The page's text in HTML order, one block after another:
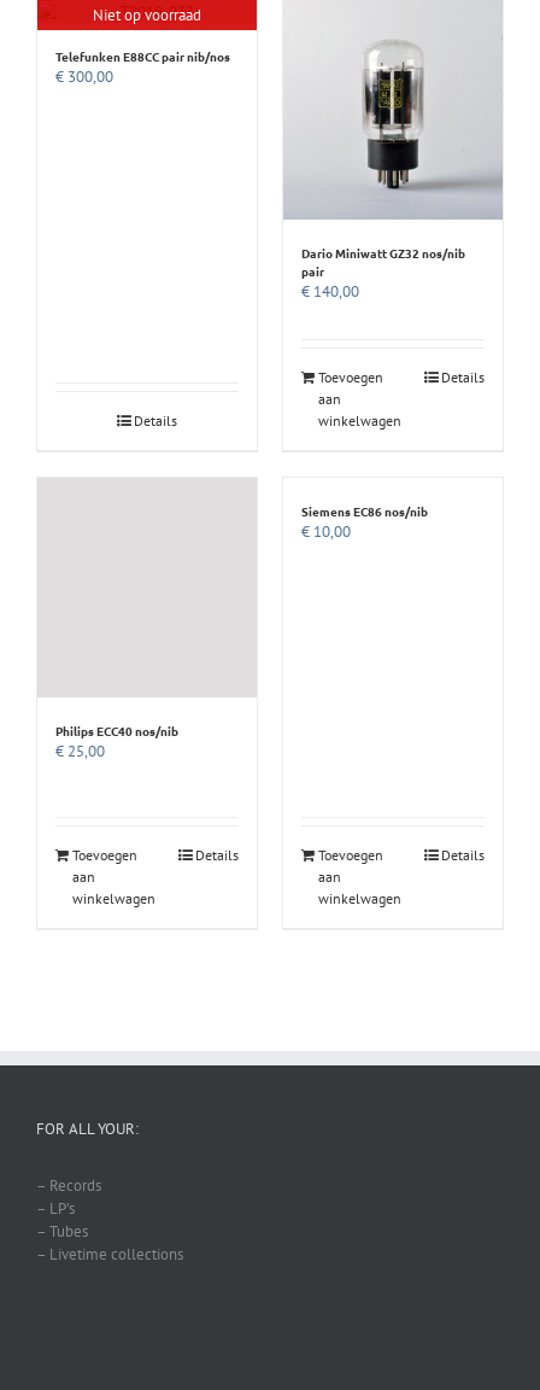
Niet op voorraad
Telefunken E88CC pair nib/nos
€ 300,00
Details
Dario Miniwatt GZ32 nos/nib
pair
€ 140,00
Toevoegen
aan
winkelwagen
Details
Philips ECC40 nos/nib
€ 25,00
Toevoegen
aan
winkelwagen
Details
Siemens EC86 nos/nib
€ 10,00
Toevoegen
aan
winkelwagen
Details
FOR ALL YOUR:
– Records
– LP’s
– Tubes
– Livetime collections